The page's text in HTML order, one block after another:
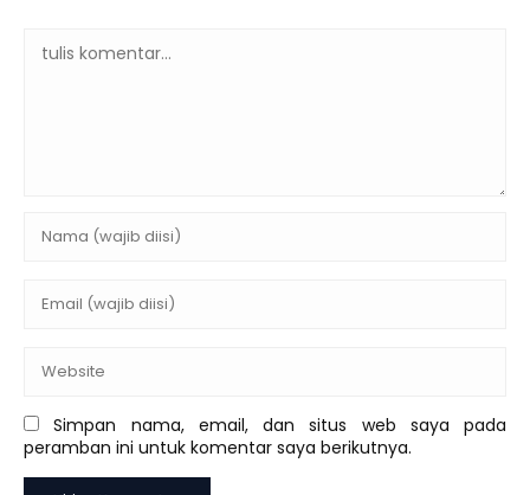
Simpan nama, email, dan situs web saya pada
peramban ini untuk komentar saya berikutnya.